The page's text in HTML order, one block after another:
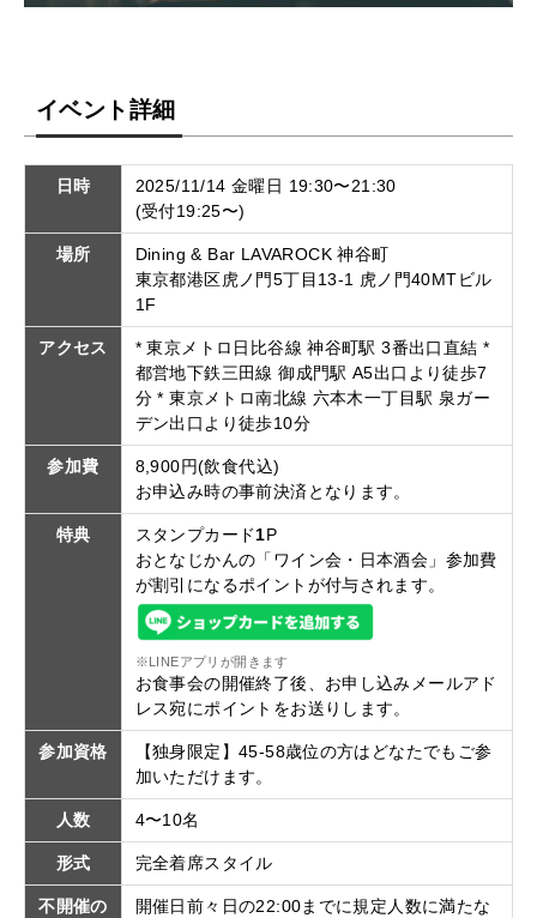
イベント詳細
日時
2025/11/14 金曜日 19:30〜21:30
(受付19:25〜)
場所
Dining & Bar LAVAROCK 神谷町
東京都港区虎ノ門5丁目13-1 虎ノ門40MTビル
1F
アクセス
* 東京メトロ日比谷線 神谷町駅 3番出口直結 *
都営地下鉄三田線 御成門駅 A5出口より徒歩7
分 * 東京メトロ南北線 六本木一丁目駅 泉ガー
デン出口より徒歩10分
参加費
8,900円(飲食代込)
お申込み時の事前決済となります。
特典 スタンプカード1P
おとなじかんの「ワイン会・日本酒会」参加費
が割引になるポイントが付与されます。
※LINEアプリが開きます
お食事会の開催終了後、お申し込みメールアド
レス宛にポイントをお送りします。
参加資格
【独身限定】45-58歳位の方はどなたでもご参
加いただけます。
人数 4〜10名
形式 完全着席スタイル
不開催の
開催日前々日の22:00までに規定人数に満たな